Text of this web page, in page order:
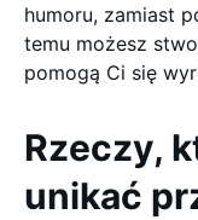
humoru, zamiast
temu możesz
pomogą Ci się
Rzeczy,
unikać